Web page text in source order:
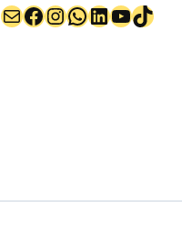
E-mailFacebook
Instagram
WhatsApp
LinkedIn
YouTube
TikTok